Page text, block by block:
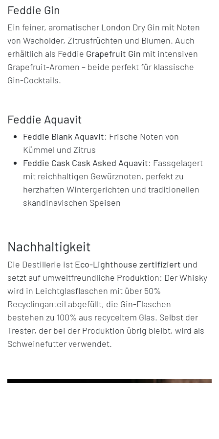
Feddie Gin
Ein feiner, aromatischer London Dry Gin mit Noten
von Wacholder, Zitrusfrüchten und Blumen. Auch
erhältlich als Feddie Grapefruit Gin mit intensiven
Grapefruit-Aromen – beide perfekt für klassische
Gin-Cocktails.
Feddie Aquavit
Feddie Blank Aquavit: Frische Noten von
Kümmel und Zitrus
Feddie Cask Cask Asked Aquavit: Fassgelagert
mit reichhaltigen Gewürznoten, perfekt zu
herzhaften Wintergerichten und traditionellen
skandinavischen Speisen
Nachhaltigkeit
Die Destillerie ist Eco-Lighthouse zertifiziert und
setzt auf umweltfreundliche Produktion: Der Whisky
wird in Leichtglasflaschen mit über 50%
Recyclinganteil abgefüllt, die Gin-Flaschen
bestehen zu 100% aus recyceltem Glas. Selbst der
Trester, der bei der Produktion übrig bleibt, wird als
Schweinefutter verwendet.